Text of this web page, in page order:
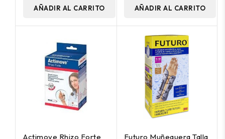
AÑADIR AL CARRITO AÑADIR AL CARRITO
Actimove Rhizo Forte
Futuro Muñequera Talla